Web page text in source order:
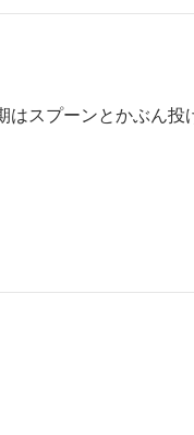
スプーンとかぶん投